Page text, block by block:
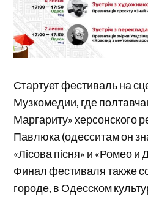
Стартует фестиваль на
Музкомедии, где
Маргариту» херсонского
Павлюка (одесситам он
«Лісова пісня» и «Ромео
Финал фестиваля также
городе, в Одесском